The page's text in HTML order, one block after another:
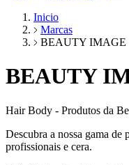
Inicio
Marcas
BEAUTY IMAGE
BEAUTY
Hair Body - Produtos da
Descubra a nossa gama de
profissionais e cera.